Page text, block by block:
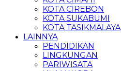
KOTA CIREBON
KOTA SUKABUMI
KOTA TASIKMALAYA
LAINNYA
PENDIDIKAN
LINGKUNGAN
PARIWISATA